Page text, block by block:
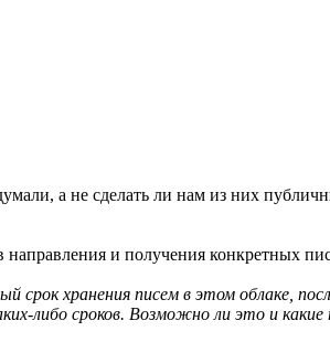
а не сделать ли нам из них
и получения конкретных
срок хранения писем в этом облаке,
либо сроков. Возможно ли это и какие